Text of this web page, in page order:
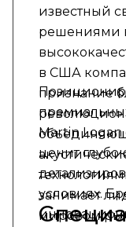
известный
решениями
в США
признание
занимает
мировом
Martin Logan
ценит
условиях.